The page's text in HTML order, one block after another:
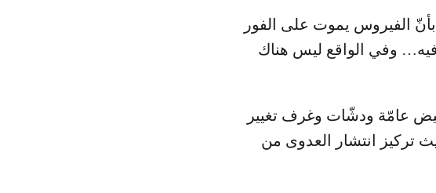
الفيروس يموت على الفور
فيه… وفي الواقع ليس هناك
عامّة ودشّات وغرف تغيير
تركيز انتشار العدوى من